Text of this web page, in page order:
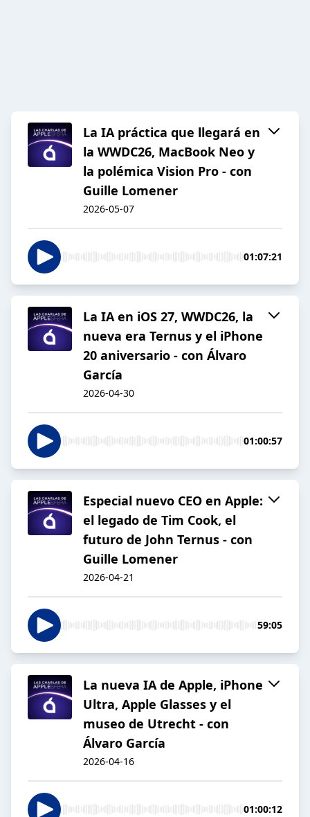
La IA práctica que llegará en
la WWDC26, MacBook Neo y
la polémica Vision Pro - con
Guille Lomener
2026-05-07
01:07:21
La IA en iOS 27, WWDC26, la
nueva era Ternus y el iPhone
20 aniversario - con Álvaro
García
2026-04-30
01:00:57
Especial nuevo CEO en Apple:
el legado de Tim Cook, el
futuro de John Ternus - con
Guille Lomener
2026-04-21
59:05
La nueva IA de Apple, iPhone
Ultra, Apple Glasses y el
museo de Utrecht - con
Álvaro García
2026-04-16
01:00:12